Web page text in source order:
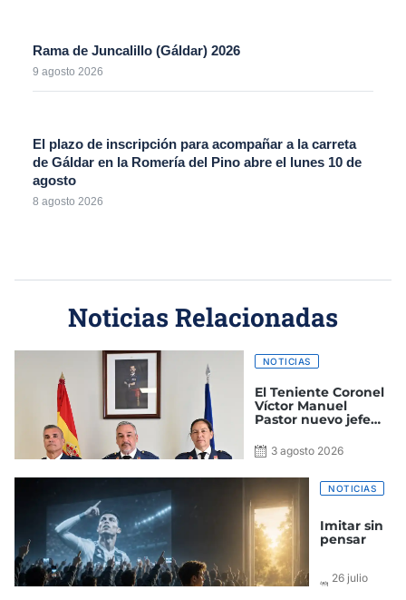
Rama de Juncalillo (Gáldar) 2026
9 agosto 2026
El plazo de inscripción para acompañar a la carreta
de Gáldar en la Romería del Pino abre el lunes 10 de
agosto
8 agosto 2026
Noticias Relacionadas
NOTICIAS
El Teniente Coronel
Víctor Manuel
Pastor nuevo jefe
y Control
3 agosto 2026
NOTICIAS
Imitar sin
pensar
26 julio